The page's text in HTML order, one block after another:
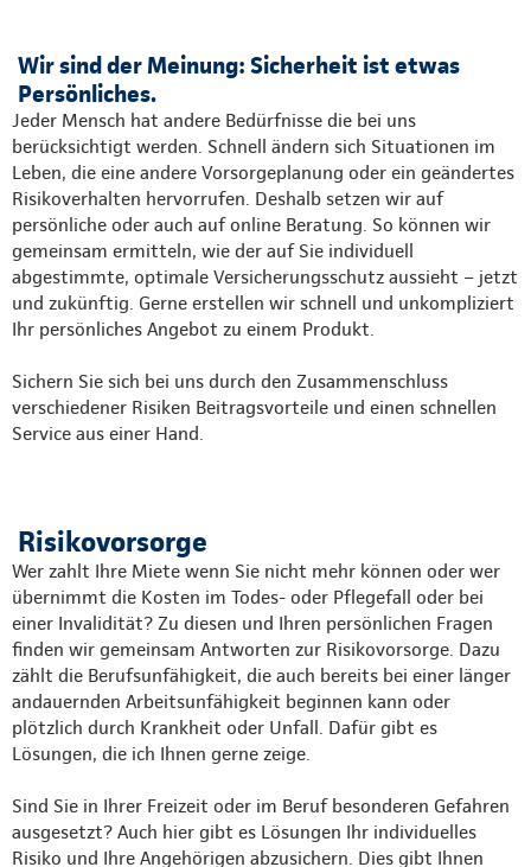
Wir sind der Meinung: Sicherheit ist etwas
Persönliches.
Jeder Mensch hat andere Bedürfnisse die bei uns
berücksichtigt werden. Schnell ändern sich Situationen im
Leben, die eine andere Vorsorgeplanung oder ein geändertes
Risikoverhalten hervorrufen. Deshalb setzen wir auf
persönliche oder auch auf online Beratung. So können wir
gemeinsam ermitteln, wie der auf Sie individuell
abgestimmte, optimale Versicherungsschutz aussieht – jetzt
und zukünftig. Gerne erstellen wir schnell und unkompliziert
Ihr persönliches Angebot zu einem Produkt.
Sichern Sie sich bei uns durch den Zusammenschluss
verschiedener Risiken Beitragsvorteile und einen schnellen
Service aus einer Hand.
Risikovorsorge
Wer zahlt Ihre Miete wenn Sie nicht mehr können oder wer
übernimmt die Kosten im Todes- oder Pflegefall oder bei
einer Invalidität? Zu diesen und Ihren persönlichen Fragen
finden wir gemeinsam Antworten zur Risikovorsorge. Dazu
zählt die Berufsunfähigkeit, die auch bereits bei einer länger
andauernden Arbeitsunfähigkeit beginnen kann oder
plötzlich durch Krankheit oder Unfall. Dafür gibt es
Lösungen, die ich Ihnen gerne zeige.
Sind Sie in Ihrer Freizeit oder im Beruf besonderen Gefahren
ausgesetzt? Auch hier gibt es Lösungen Ihr individuelles
Risiko und Ihre Angehörigen abzusichern. Dies gibt Ihnen